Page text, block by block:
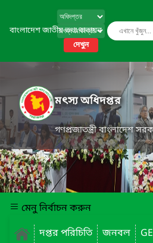
বাংলাদেশ জাতীয় তথ্য বাতায়ন
দেখুন
মৎস্য অধিদপ্তর
গণপ্রজাতন্ত্রী বাংলাদেশ
মেনু নির্বাচন করুন
দপ্তর পরিচিতি
জনবল